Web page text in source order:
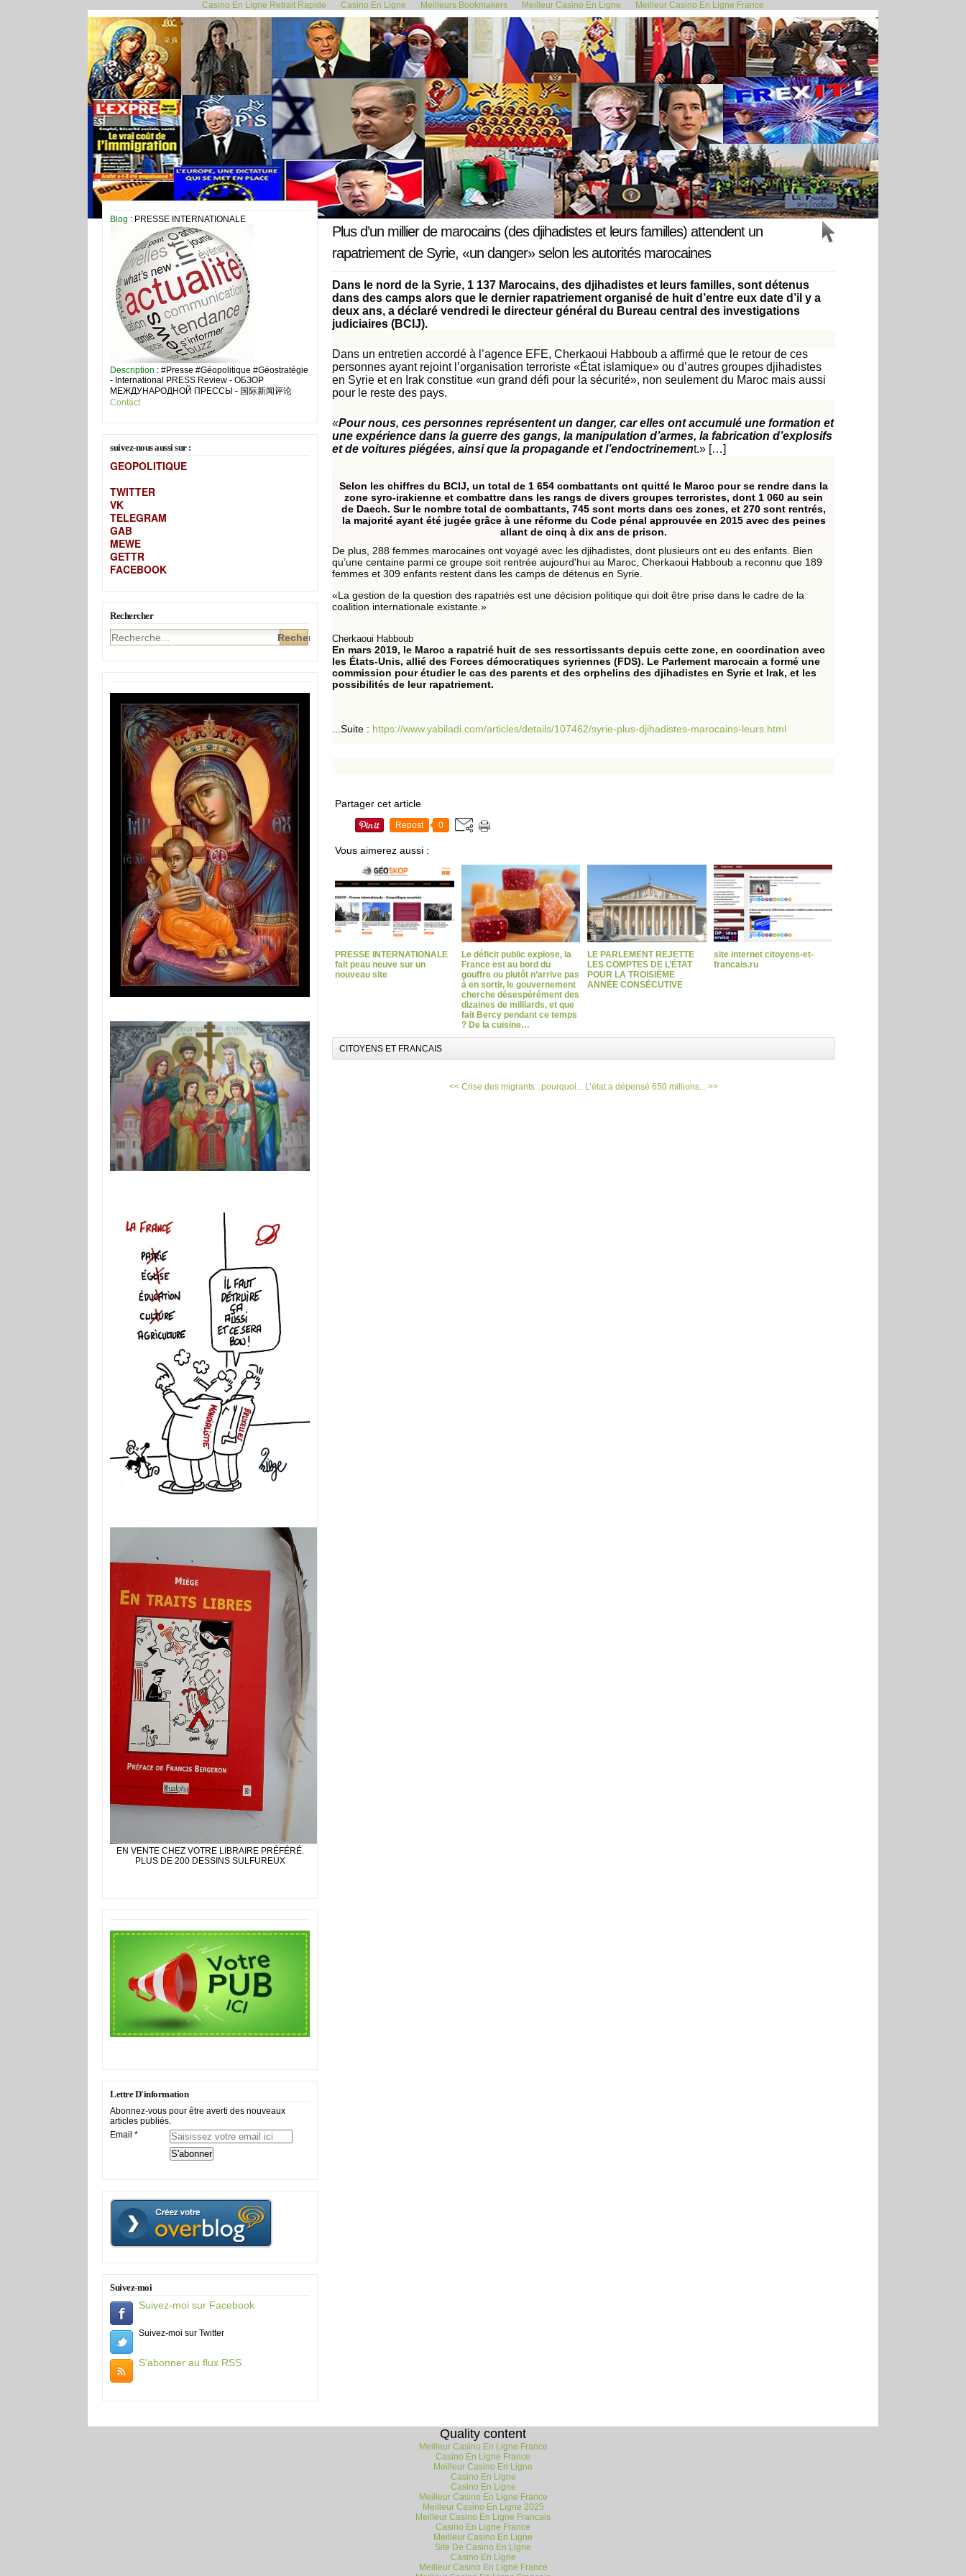
Casino En Ligne Retrait Rapide Casino En Ligne Meilleurs Bookmakers Meilleur Casino En Ligne Meilleur Casino En Ligne France
Blog : PRESSE INTERNATIONALE
Description : #Presse #Géopolitique #Géostratégie
- International PRESS Review - ОБЗОР
МЕЖДУНАРОДНОЙ ПРЕССЫ - 国际新闻评论
Contact
suivez-nous aussi sur :
GEOPOLITIQUE
TWITTER
VK
TELEGRAM
GAB
MEWE
GETTR
FACEBOOK
Rechercher
EN VENTE CHEZ VOTRE LIBRAIRE PRÉFÉRÉ.
PLUS DE 200 DESSINS SULFUREUX
Lettre D'information
Abonnez-vous pour être averti des nouveaux
articles publiés.
Email
Suivez-moi
Suivez-moi sur Facebook
Suivez-moi sur Twitter
S'abonner au flux RSS
<< Crise des migrants : pourquoi... L’état a dépensé 650 millions... >>
21 mars 2021
Plus d’un millier de marocains (des djihadistes et leurs familles) attendent un
rapatriement de Syrie, «un danger» selon les autorités marocaines
Dans le nord de la Syrie, 1 137 Marocains, des djihadistes et leurs familles, sont détenus
dans des camps alors que le dernier rapatriement organisé de huit d’entre eux date d’il y a
deux ans, a déclaré vendredi le directeur général du Bureau central des investigations
judiciaires (BCIJ).
Dans un entretien accordé à l’agence EFE, Cherkaoui Habboub a affirmé que le retour de ces
personnes ayant rejoint l’organisation terroriste «État islamique» ou d’autres groupes djihadistes
en Syrie et en Irak constitue «un grand défi pour la sécurité», non seulement du Maroc mais aussi
pour le reste des pays.
«Pour nous, ces personnes représentent un danger, car elles ont accumulé une formation et
une expérience dans la guerre des gangs, la manipulation d’armes, la fabrication d’explosifs
et de voitures piégées, ainsi que la propagande et l’endoctrinement.» […]
Selon les chiffres du BCIJ, un total de 1 654 combattants ont quitté le Maroc pour se rendre dans la
zone syro-irakienne et combattre dans les rangs de divers groupes terroristes, dont 1 060 au sein
de Daech. Sur le nombre total de combattants, 745 sont morts dans ces zones, et 270 sont rentrés,
la majorité ayant été jugée grâce à une réforme du Code pénal approuvée en 2015 avec des peines
allant de cinq à dix ans de prison.
De plus, 288 femmes marocaines ont voyagé avec les djihadistes, dont plusieurs ont eu des enfants. Bien
qu’une centaine parmi ce groupe soit rentrée aujourd'hui au Maroc, Cherkaoui Habboub a reconnu que 189
femmes et 309 enfants restent dans les camps de détenus en Syrie.
«La gestion de la question des rapatriés est une décision politique qui doit être prise dans le cadre de la
coalition internationale existante.»
Cherkaoui Habboub
En mars 2019, le Maroc a rapatrié huit de ses ressortissants depuis cette zone, en coordination avec
les États-Unis, allié des Forces démocratiques syriennes (FDS). Le Parlement marocain a formé une
commission pour étudier le cas des parents et des orphelins des djihadistes en Syrie et Irak, et les
possibilités de leur rapatriement.
...Suite : https://www.yabiladi.com/articles/details/107462/syrie-plus-djihadistes-marocains-leurs.html
Partager cet article
Repost 0
Vous aimerez aussi :
PRESSE INTERNATIONALE
fait peau neuve sur un
nouveau site
Le déficit public explose, la
France est au bord du
gouffre ou plutôt n’arrive pas
à en sortir, le gouvernement
cherche désespérément des
dizaines de milliards, et que
fait Bercy pendant ce temps
? De la cuisine…
LE PARLEMENT REJETTE
LES COMPTES DE L’ÉTAT
POUR LA TROISIÈME
ANNÉE CONSÉCUTIVE
site internet citoyens-et-
francais.ru
CITOYENS ET FRANCAIS
<< Crise des migrants : pourquoi... L’état a dépensé 650 millions... >>
Quality content
Meilleur Casino En Ligne France
Casino En Ligne France
Meilleur Casino En Ligne
Casino En Ligne
Casino En Ligne
Meilleur Casino En Ligne France
Meilleur Casino En Ligne 2025
Meilleur Casino En Ligne Francais
Casino En Ligne France
Meilleur Casino En Ligne
Site De Casino En Ligne
Casino En Ligne
Meilleur Casino En Ligne France